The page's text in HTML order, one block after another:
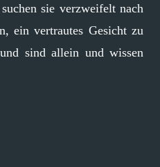
sie verzweifelt nach
ein vertrautes Gesicht zu
sind allein und wissen